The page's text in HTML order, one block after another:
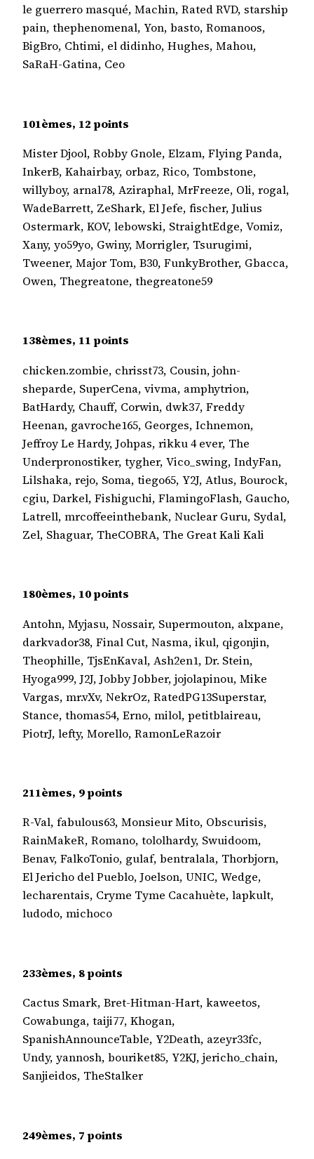
le guerrero masqué, Machin, Rated RVD, starship
pain, thephenomenal, Yon, basto, Romanoos,
BigBro, Chtimi, el didinho, Hughes, Mahou,
SaRaH-Gatina, Ceo
101èmes, 12 points
Mister Djool, Robby Gnole, Elzam, Flying Panda,
InkerB, Kahairbay, orbaz, Rico, Tombstone,
willyboy, arnal78, Aziraphal, MrFreeze, Oli, rogal,
WadeBarrett, ZeShark, El Jefe, fischer, Julius
Ostermark, KOV, lebowski, StraightEdge, Vomiz,
Xany, yo59yo, Gwiny, Morrigler, Tsurugimi,
Tweener, Major Tom, B30, FunkyBrother, Gbacca,
Owen, Thegreatone, thegreatone59
138èmes, 11 points
chicken.zombie, chrisst73, Cousin, john-
sheparde, SuperCena, vivma, amphytrion,
BatHardy, Chauff, Corwin, dwk37, Freddy
Heenan, gavroche165, Georges, Ichnemon,
Jeffroy Le Hardy, Johpas, rikku 4 ever, The
Underpronostiker, tygher, Vico_swing, IndyFan,
Lilshaka, rejo, Soma, tiego65, Y2J, Atlus, Bourock,
cgiu, Darkel, Fishiguchi, FlamingoFlash, Gaucho,
Latrell, mrcoffeeinthebank, Nuclear Guru, Sydal,
Zel, Shaguar, TheCOBRA, The Great Kali Kali
180èmes, 10 points
Antohn, Myjasu, Nossair, Supermouton, alxpane,
darkvador38, Final Cut, Nasma, ikul, qigonjin,
Theophille, TjsEnKaval, Ash2en1, Dr. Stein,
Hyoga999, J2J, Jobby Jobber, jojolapinou, Mike
Vargas, mr.vXv, NekrOz, RatedPG13Superstar,
Stance, thomas54, Erno, milol, petitblaireau,
PiotrJ, lefty, Morello, RamonLeRazoir
211èmes, 9 points
R-Val, fabulous63, Monsieur Mito, Obscurisis,
RainMakeR, Romano, tololhardy, Swuidoom,
Benav, FalkoTonio, gulaf, bentralala, Thorbjorn,
El Jericho del Pueblo, Joelson, UNIC, Wedge,
lecharentais, Cryme Tyme Cacahuète, lapkult,
ludodo, michoco
233èmes, 8 points
Cactus Smark, Bret-Hitman-Hart, kaweetos,
Cowabunga, taiji77, Khogan,
SpanishAnnounceTable, Y2Death, azeyr33fc,
Undy, yannosh, bouriket85, Y2KJ, jericho_chain,
Sanjieidos, TheStalker
249èmes, 7 points